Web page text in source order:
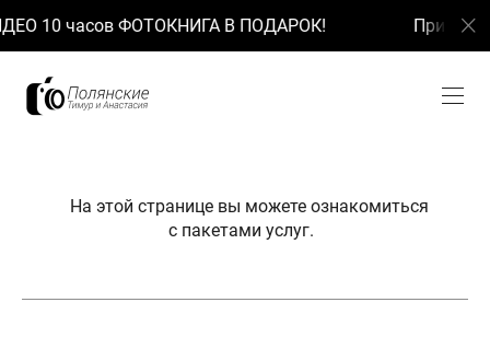
часов ФОТОКНИГА В ПОДАРОК! При заказе
На этой странице вы можете ознакомиться
с пакетами услуг.